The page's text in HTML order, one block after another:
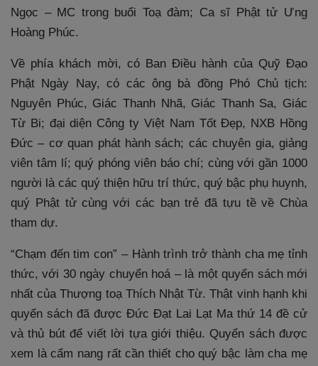
Ngọc – MC trong buổi Toạ đàm; Ca sĩ Phật tử Ưng
Hoàng Phúc.
Về phía khách mời, có Ban Điều hành của Quỹ Đạo
Phật Ngày Nay, có các ông bà đồng Phó Chủ tịch:
Nguyên Phúc, Giác Thanh Nhã, Giác Thanh Sa, Giác
Từ Bi; đại diện Công ty Việt Nam Tốt Đẹp, NXB Hồng
Đức – cơ quan phát hành sách; các chuyên gia, giảng
viên tâm lí; quý phóng viên báo chí; cùng với gần 1000
người là các quý thiện hữu trí thức, quý bậc phụ huynh,
quý Phật tử cùng với các bạn trẻ đã tựu tề về Chùa
tham dự.
“Chạm đến tim con” – Hành trình trở thành cha mẹ tỉnh
thức, với 30 ngày chuyển hoá – là một quyển sách mới
nhất của Thượng toạ Thích Nhật Từ. Thật vinh hạnh khi
quyển sách đã được Đức Đạt Lai Lạt Ma thứ 14 đề cử
và thủ bút để viết lời tựa giới thiệu. Quyển sách được
xem là cẩm nang rất cần thiết cho quý bậc làm cha mẹ